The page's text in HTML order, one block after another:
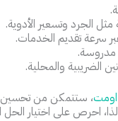
الجرد وتسعير الأدوية.
سرعة تقديم الخدمات.
مدروسة.
الضريبية والمحلية.
اومت، ستتمكن من تحسين
احرص على اختيار الحل